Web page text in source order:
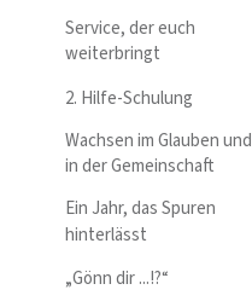
Service, der euch
weiterbringt
2. Hilfe-Schulung
Wachsen im Glauben und
in der Gemeinschaft
Ein Jahr, das Spuren
hinterlässt
„Gönn dir ...!?“